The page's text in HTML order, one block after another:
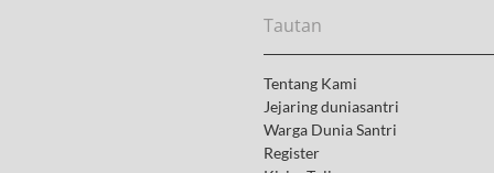
Tautan
Tentang Kami
Jejaring duniasantri
Warga Dunia Santri
Register